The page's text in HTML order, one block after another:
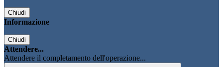
Chiudi
Informazione
Chiudi
Attendere...
Attendere il completamento dell'operazione...